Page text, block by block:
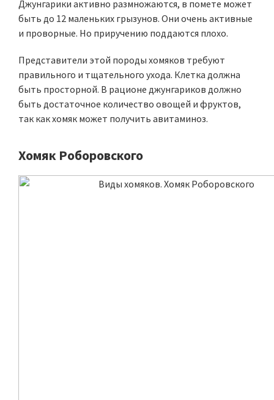
Джунгарики активно размножаются, в помете может
быть до 12 маленьких грызунов. Они очень активные
и проворные. Но приручению поддаются плохо.
Представители этой породы хомяков требуют
правильного и тщательного ухода. Клетка должна
быть просторной. В рационе джунгариков должно
быть достаточное количество овощей и фруктов,
так как хомяк может получить авитаминоз.
Хомяк Роборовского